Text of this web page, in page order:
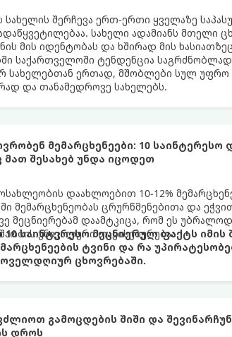
სახელის შერჩევა ერთ-ერთი ყველაზე
სახელი ადამიანს მთელი
მის იდენტობას და ხშირად მის
საქართველოში ტენდენცია
სახელებთან ერთად, მშობლები სულ უფრო
და თანამედროვე სახელებს.
მემარცხენეები: 10 საინტერესო
მათ შესახებ უნდა იცოდეთ
დაახლოებით 10-12%
მემარცხენეობას ცრურწმენებითა და
მეცნიერებამ დაამტკიცა, რომ ეს
უნიკალური თავისებურებაა.
10 საინტერესო მეცნიერულ ფაქტს იმის
ტვინი და რა
ცხოვრებაში.
გამოცდების შიში და
დროს